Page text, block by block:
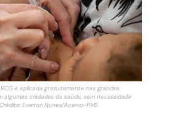
é aplicada gratuitamente nas grandes
algumas unidades de saúde, sem necessidade
Everton Nunes/Acervo-PMS